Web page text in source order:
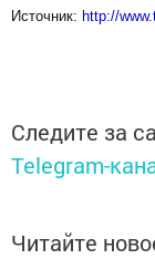
Источник: http://
Следите за
Telegram-
Читайте